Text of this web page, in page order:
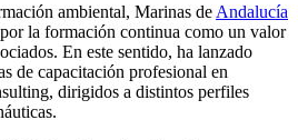
ambiental, Marinas de Andalucía
la formación continua como un valor
En este sentido, ha lanzado
de capacitación profesional en
dirigidos a distintos perfiles